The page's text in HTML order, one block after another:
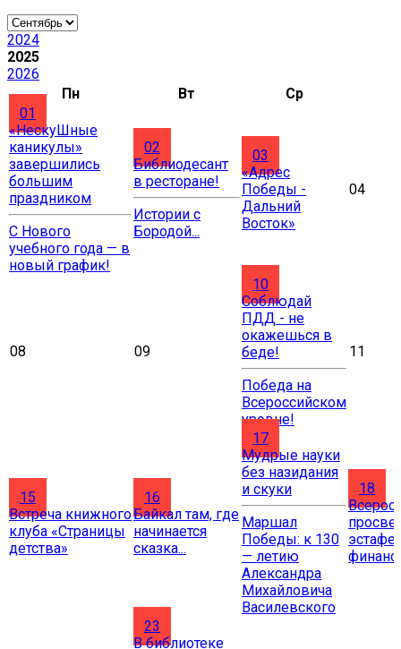
2024
2025
2026
Пн
Вт Ср
01
«НескуШные
каникулы»
завершились
большим
праздником
С Нового
учебного года — в
новый график!
02
Библиодесант
в ресторане!
Истории с
Бородой...
03
«Адрес
Победы -
Дальний
Восток»
04
08 09
10
Соблюдай
ПДД - не
окажешься в
беде!
Победа на
Всероссийском
уровне!
11
15
Встреча книжного
клуба «Страницы
детства»
16
Байкал там, где
начинается
сказка...
17
Мудрые науки
без назидания
и скуки
Маршал
Победы: к 130
— летию
Александра
Михайловича
Василевского
18
23
В библиотеке